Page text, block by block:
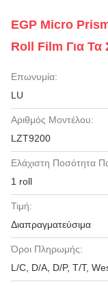
EGP Micro
Roll Film Για Τα
Επωνυμία:
LU
Αριθμός Μοντέλου:
LZT9200
Ελάχιστη Ποσότητα
1 roll
Τιμή:
Διαπραγματεύσιμα
Όροι Πληρωμής:
L/C, D/A, D/P, T/T,